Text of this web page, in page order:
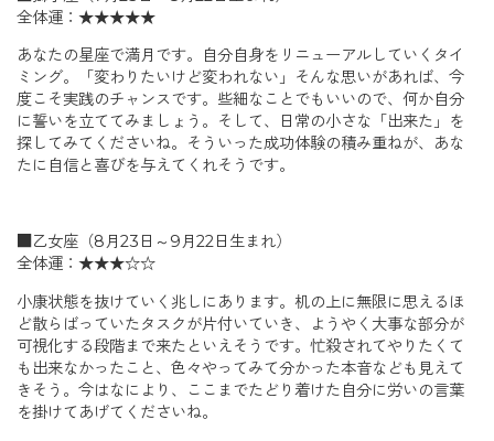
全体運：★★★★★
あなたの星座で満月です。自分自身をリニューアルしていくタイ
ミング。「変わりたいけど変われない」そんな思いがあれば、今
度こそ実践のチャンスです。些細なことでもいいので、何か自分
に誓いを立ててみましょう。そして、日常の小さな「出来た」を
探してみてくださいね。そういった成功体験の積み重ねが、あな
たに自信と喜びを与えてくれそうです。
■乙女座（8月23日～9月22日生まれ）
全体運：★★★☆☆
小康状態を抜けていく兆しにあります。机の上に無限に思えるほ
ど散らばっていたタスクが片付いていき、ようやく大事な部分が
可視化する段階まで来たといえそうです。忙殺されてやりたくて
も出来なかったこと、色々やってみて分かった本音なども見えて
きそう。今はなにより、ここまでたどり着けた自分に労いの言葉
を掛けてあげてくださいね。